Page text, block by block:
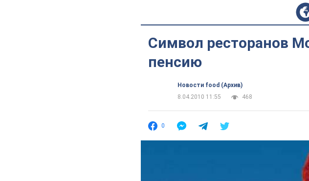
Символ ресторанов
пенсию
Новости food (Архив)
8.04.2010 11:55
468
0